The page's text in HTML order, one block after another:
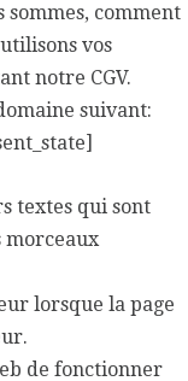
comment
vos
notre CGV.
suivant:
textes qui sont
morceaux
lorsque la page
de fonctionner